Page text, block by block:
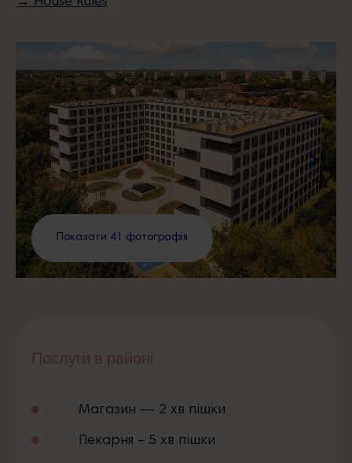
Показати 41 фотографія
Послуги в районі
Магазин — 2 хв пішки
Пекарня – 5 хв пішки